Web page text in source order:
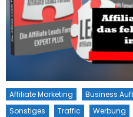
Affiliate Marketing Business
Sonstiges
Traffic Werbung